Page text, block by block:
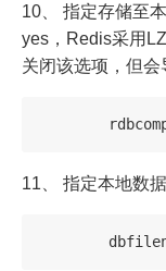
10、 指定存储至
yes，Redis采用
关闭该选项，但
11、 指定本地数